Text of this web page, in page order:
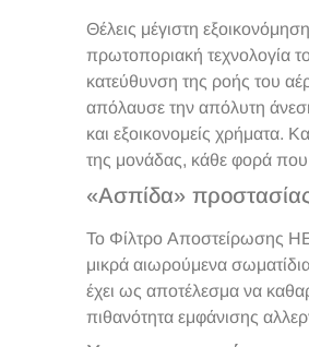
Θέλεις μέγιστη
πρωτοποριακή τεχνολογία
κατεύθυνση της ροής του
απόλαυσε την απόλυτη
και εξοικονομείς χρήματα.
της μονάδας, κάθε φορά που
«Ασπίδα»
Το Φίλτρο Αποστείρωσης
μικρά αιωρούμενα
έχει ως αποτέλεσμα να
πιθανότητα εμφάνισης